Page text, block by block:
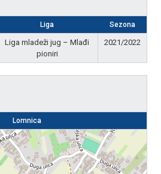
Liga Sezona
Liga mladeži jug – Mlađi
pioniri
2021/2022
Lomnica